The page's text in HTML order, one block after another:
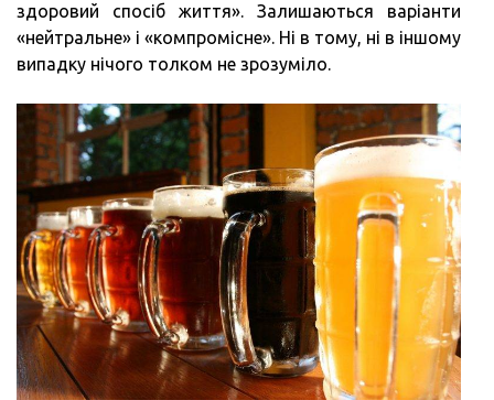
здоровий спосіб життя». Залишаються варіанти
«нейтральне» і «компромісне». Ні в тому, ні в іншому
випадку нічого толком не зрозуміло.